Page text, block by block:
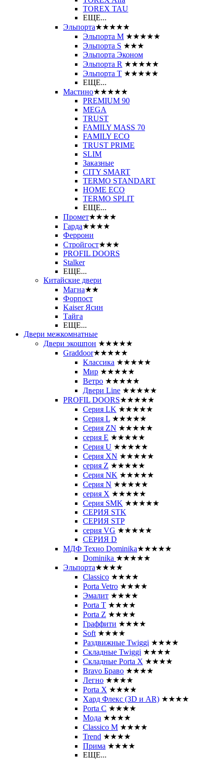
TOREX TAU
ЕЩЕ...
Эльпорта★★★★★
Эльпорта M ★★★★★
Эльпорта S ★★★
Эльпорта Эконом
Эльпорта R ★★★★★
Эльпорта Т ★★★★★
ЕЩЕ...
Мастино★★★★★
PREMIUM 90
MEGA
TRUST
FAMILY MASS 70
FAMILY ECO
TRUST PRIME
SLIM
Заказные
CITY SMART
TERMO STANDART
HOME ECO
ТЕRМО SPLIT
ЕЩЕ...
Промет★★★★
Гарда★★★★
Феррони
Стройгост★★★
PROFIL DOORS
Stalker
ЕЩЕ...
Китайские двери
Магна★★
Форпост
Kaiser Ясин
Тайга
ЕЩЕ...
Двери межкомнатные
Двери экошпон ★★★★★
Graddoor★★★★★
Классика ★★★★★
Мир ★★★★★
Ветро ★★★★★
Двери Line ★★★★★
PROFIL DOORS★★★★★
Серия LK ★★★★★
Серия L ★★★★★
Серия ZN ★★★★★
серия E ★★★★★
Серия U ★★★★★
Серия XN ★★★★★
серия Z ★★★★★
Серия NK ★★★★★
Серия N ★★★★★
серия X ★★★★★
Серия SMK ★★★★★
СЕРИЯ STK
СЕРИЯ STP
серия VG ★★★★★
СЕРИЯ D
МДФ Техно Dominika★★★★★
Dominika ★★★★★
Эльпорта★★★★
Classico ★★★★
Porta Vetro ★★★★
Эмалит ★★★★
Porta T ★★★★
Porta Z ★★★★
Граффити ★★★★
Soft ★★★★
Раздвижные Twiggi ★★★★
Складные Twiggi ★★★★
Складные Porta X ★★★★
Bravo Браво ★★★★
Легно ★★★★
Porta X ★★★★
Хард Флекс (3D и AR) ★★★★
Porta C ★★★★
Мода ★★★★
Classico M ★★★★
Trend ★★★★
Прима ★★★★
ЕЩЕ...